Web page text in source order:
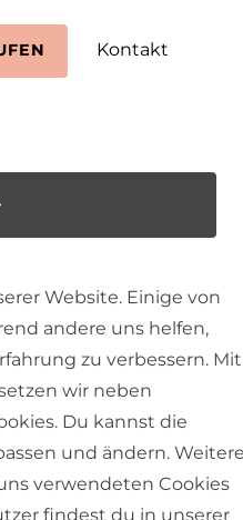
Kontakt
Website. Einige von
andere uns helfen,
zu verbessern. Mit
wir neben
Du kannst die
und ändern.
verwendeten Cookies
findest du in unserer